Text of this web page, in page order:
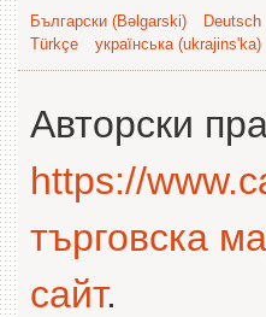
Български (Bəlgarski) Deutsch
Türkçe
українська (ukrajins'ka)
Авторски
https://
търговска
сайт.